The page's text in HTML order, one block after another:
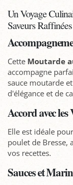
Un Voyage
Saveurs Raffinées
Cette Moutarde
accompagne
sauce moutarde
d'élégance et de
Accord avec
Elle est idéale
poulet de Bresse,
vos recettes.
Sauces et